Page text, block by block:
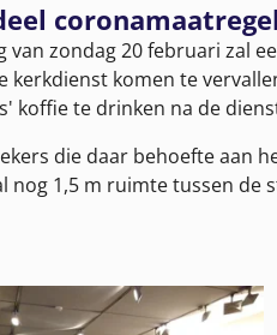
van zondag 20 februari zal
kerkdienst komen te
koffie te drinken na de
die daar behoefte aan
nog 1,5 m ruimte tussen de